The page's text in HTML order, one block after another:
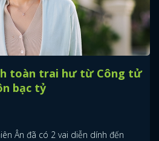
toàn trai hư từ Công tử
bạc tỷ
Ân đã có 2 vai diễn dính đến